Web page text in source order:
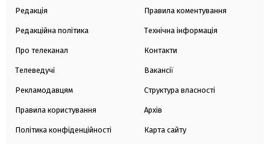
Редакція
Редакційна політика
Про телеканал
Телеведучі
Рекламодавцям
Правила користування
Політика конфіденційності
Правила коментування
Технічна інформація
Контакти
Вакансії
Структура власності
Архів
Карта сайту